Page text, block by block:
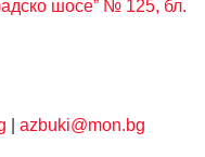
шосе” № 125, бл.
azbuki@mon.bg